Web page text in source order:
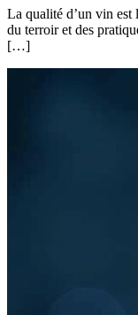
La qualité d’un vin est
du terroir et des
[…]